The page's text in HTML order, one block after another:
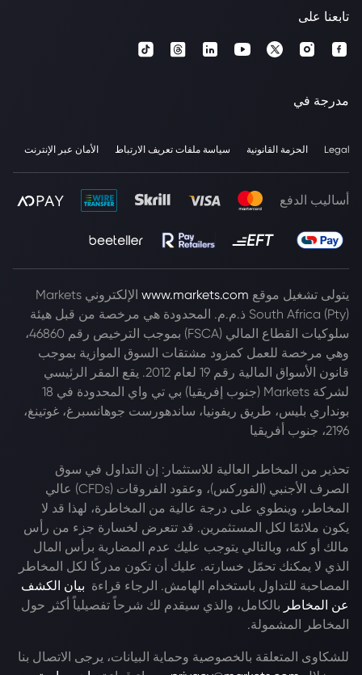
تابعنا على
مدرجة في
Legal الحزمة القانونية سياسة ملفات تعريف الارتباط الأمان عبر الإنترنت
أساليب الدفع
يتولى تشغيل موقع www.markets.com
الإلكتروني Markets
South Africa (Pty) ذ.م.م. المحدودة هي مرخصة من قبل هيئة
سلوكيات القطاع المالي (FSCA) بموجب الترخيص رقم 46860،
وهي مرخصة للعمل كمزود مشتقات السوق الموازية بموجب
قانون الأسواق المالية رقم 19 لعام 2012. يقع المقر الرئيسي
لشركة Markets (جنوب إفريقيا) بي تي واي المحدودة في 18
بونداري بليس، طريق ريفونيا، ساندهورست جوهانسبرغ، غوتينغ،
2196، جنوب أفريقيا
تحذير من المخاطر العالية للاستثمار: إن التداول في سوق
الصرف الأجنبي (الفوركس)، وعقود الفروقات (CFDs) عالي
المخاطر، وينطوي على درجة عالية من المخاطرة، لهذا قد لا
يكون ملائمًا لكل المستثمرين. قد تتعرض لخسارة جزء من رأس
مالك أو كله، وبالتالي يتوجب عليك عدم المضاربة برأس المال
الذي لا يمكنك تحمّل خسارته. عليك أن تكون مدركًا لكل المخاطر
المصاحبة للتداول باستخدام الهامش. الرجاء قراءة بيان الكشف
عن المخاطر بالكامل، والذي سيقدم لك شرحاً تفصيلياً أكثر حول
المخاطر المشمولة.
للشكاوى المتعلقة بالخصوصية وحماية البيانات، يرجى الاتصال بنا